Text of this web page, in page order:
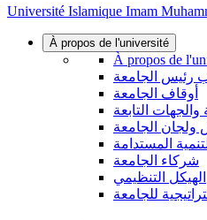
Université Islamique Imam
À propos de l'université
À propos de
رئيس الجامعة
أوقاف الجامعة
التابعة
ولجان الجامعة
المستدامة
شركاء الجامعة
الهيكل التنظيمي
للجامعة